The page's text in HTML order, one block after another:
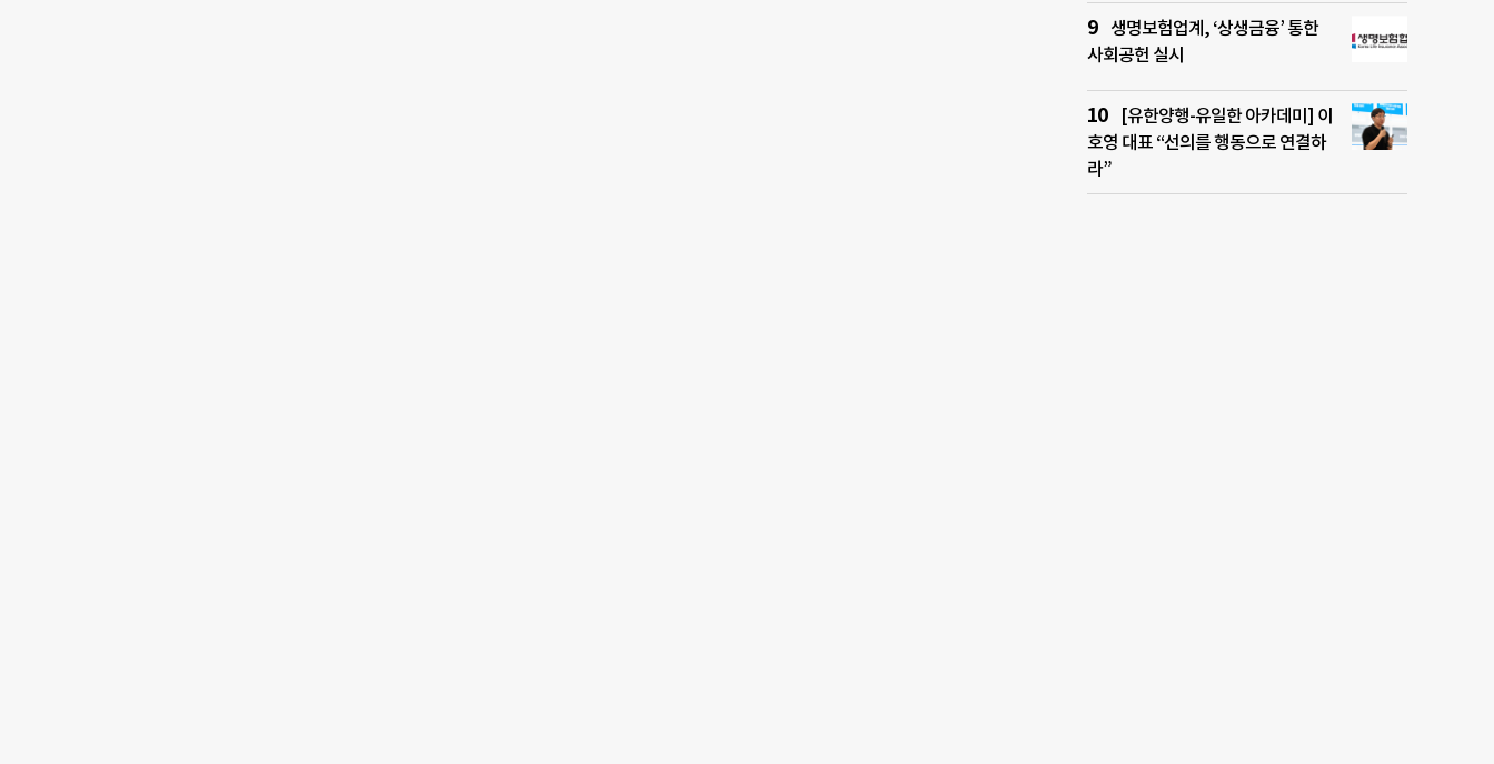
생명보험업계, ‘상생금융’ 통한
사회공헌 실시
[유한양행-유일한 아카데미] 이
호영 대표 “선의를 행동으로 연결하
라”